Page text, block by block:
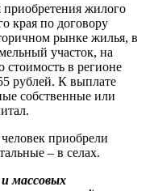
жилого
края по договору
рынке жилья, в
участок, на
в регионе
рублей. К выплате
собственные или
приобрели
– в селах.
массовых